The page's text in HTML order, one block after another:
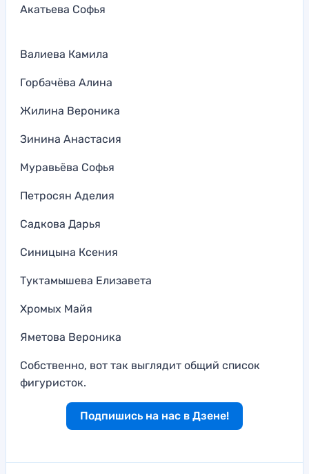
Акатьева Софья
Валиева Камила
Горбачёва Алина
Жилина Вероника
Зинина Анастасия
Муравьёва Софья
Петросян Аделия
Садкова Дарья
Синицына Ксения
Туктамышева Елизавета
Хромых Майя
Яметова Вероника
Собственно, вот так выглядит общий список
фигуристок.
Подпишись на нас в Дзене!